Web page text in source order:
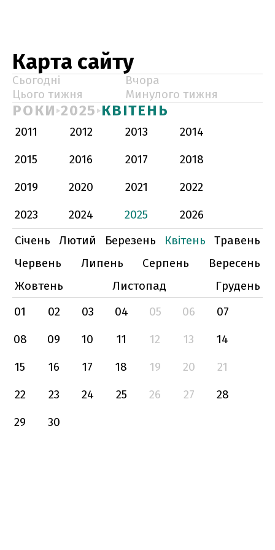
Карта сайту
Сьогодні
Вчора
Цього тижня
Минулого тижня
РОКИ 2025 КВІТЕНЬ
2011 2012 2013
2014
2015
2016 2017
2018
2019
2020 2021
2022
2023
2024 2025
2026
Січень
Лютий Березень Квітень
Травень
Червень
Липень Серпень
Вересень
Жовтень
Листопад
Грудень
01
02 03 04 05 06
07
08
09 10 11 12 13
14
15
16 17 18 19 20
21
22
23 24 25 26 27
28
29
30